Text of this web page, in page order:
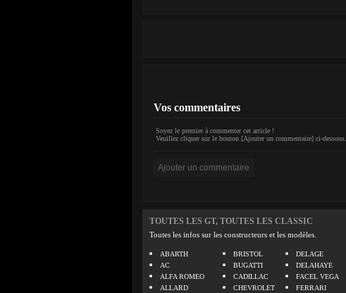
Vos commentaires
Soyez le premier à commenter cet article !
Veuillez cliquer sur le bouton [Ajouter un commentaire] ci-dessous.
TOUTES LES GT, TOUTES LES CLASSIC
Toutes les infos sur les constructeurs et les modèles.
ABARTH
AC
ALFA ROMEO
ALLARD
BRISTOL
BUGATTI
CADILLAC
CHEVROLET
DELAGE
DELAHAYE
FACEL VEGA
FERRARI